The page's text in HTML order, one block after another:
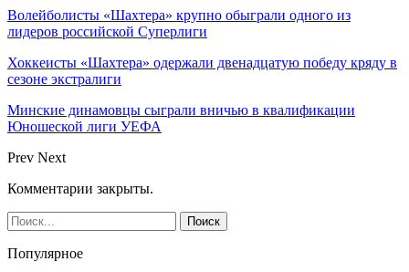
Волейболисты «Шахтера» крупно обыграли одного из
лидеров российской Суперлиги
Хоккеисты «Шахтера» одержали двенадцатую победу кряду в
сезоне экстралиги
Минские динамовцы сыграли вничью в квалификации
Юношеской лиги УЕФА
Prev Next
Комментарии закрыты.
Популярное